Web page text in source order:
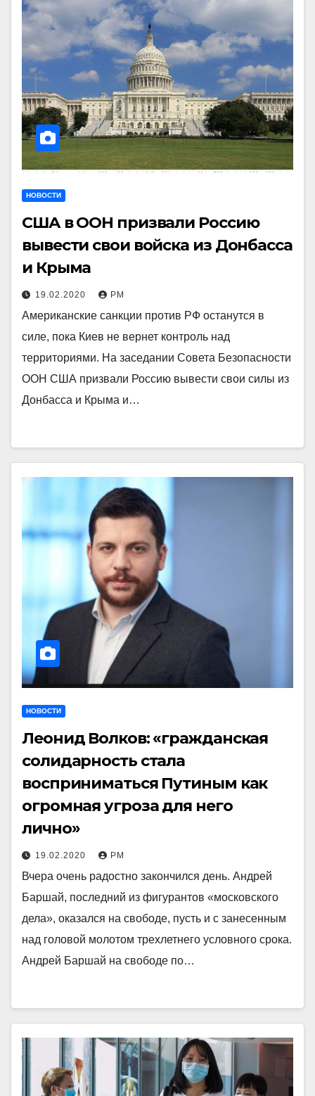
НОВОСТИ
США в ООН призвали Россию
вывести свои войска из Донбасса
и Крыма
19.02.2020 РМ
Американские санкции против РФ останутся в
силе, пока Киев не вернет контроль над
территориями. На заседании Совета Безопасности
ООН США призвали Россию вывести свои силы из
Донбасса и Крыма и…
НОВОСТИ
Леонид Волков: «гражданская
солидарность стала
восприниматься Путиным как
огромная угроза для него
лично»
19.02.2020 РМ
Вчера очень радостно закончился день. Андрей
Баршай, последний из фигурантов «московского
дела», оказался на свободе, пусть и с занесенным
над головой молотом трехлетнего условного срока.
Андрей Баршай на свободе по…